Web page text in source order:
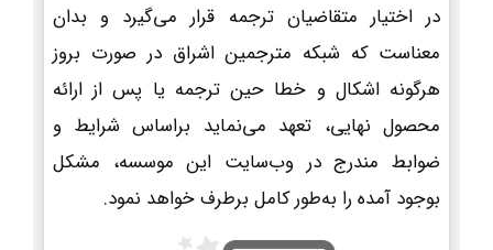
در اختیار متقاضیان ترجمه قرار می‌گیرد و بدان
معناست که شبکه مترجمین اشراق در صورت بروز
هرگونه اشکال و خطا حین ترجمه یا پس از ارائه
محصول نهایی، تعهد می‌نماید براساس شرایط و
ضوابط مندرج در وب‌سایت این موسسه، مشکل
بوجود آمده را به‌طور کامل برطرف خواهد نمود.